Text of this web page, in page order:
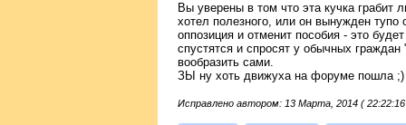
Вы уверены в том что эта кучка грабит
хотел полезного, или он вынужден тупо
оппозиция и отменит пособия - это
спустятся и спросят у обычных
вообразить сами.
ЗЫ ну хоть движуха на форуме пошла ;)
Исправлено автором: 13 Марта, 2014 (